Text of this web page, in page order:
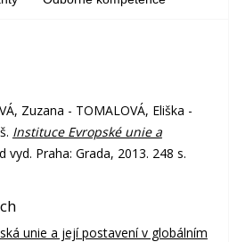
Zuzana - TOMALOVÁ, Eliška -
Instituce Evropské unie a
vyd. Praha: Grada, 2013. 248 s.
unie a její postavení v globálním